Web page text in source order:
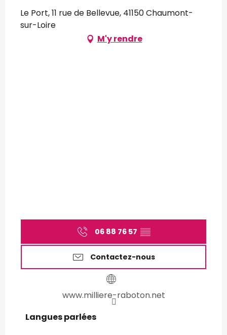
Le Port, 11 rue de Bellevue, 41150 Chaumont-
sur-Loire
M'y rendre
06 88 76 57 ▒▒
Contactez-nous
www.milliere-raboton.net
Langues parlées
Langues parlées